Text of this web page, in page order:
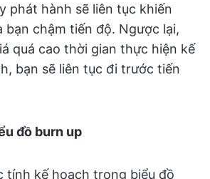
phát hành sẽ liên tục khiến
bạn chậm tiến độ. Ngược lại,
quá cao thời gian thực hiện kế
bạn sẽ liên tục đi trước tiến
đồ burn up
tính kế hoạch trong biểu đồ